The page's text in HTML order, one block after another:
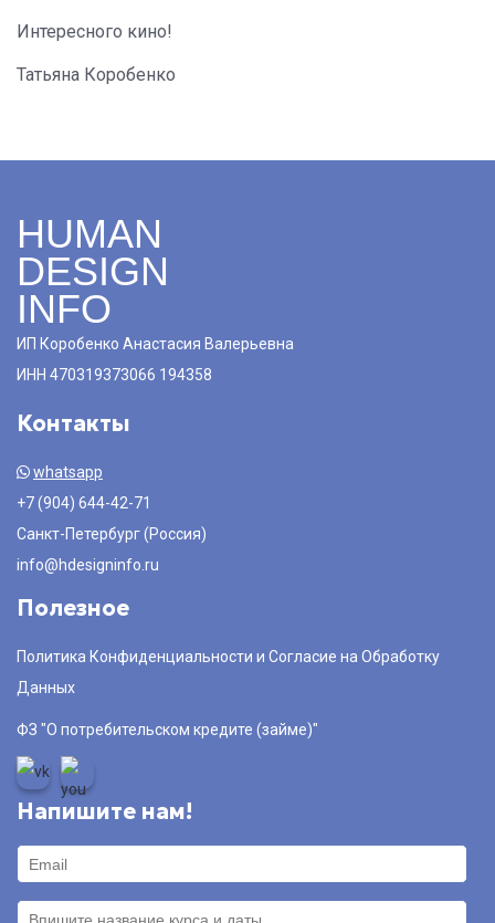
Интересного кино!
Татьяна Коробенко
HUMAN
DESIGN
INFO
ИП Коробенко Анастасия Валерьевна
ИНН 470319373066 194358
Контакты
whatsapp
+7 (904) 644-42-71
Санкт-Петербург (Россия)
info@hdesigninfo.ru
Полезное
Политика Конфиденциальности и Согласие на Обработку
Данных
ФЗ "О потребительском кредите (займе)"
Напишите нам!